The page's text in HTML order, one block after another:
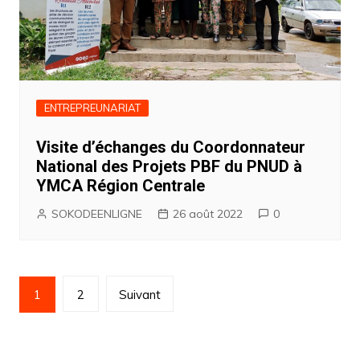
ENTREPREUNARIAT
Visite d’échanges du Coordonnateur
National des Projets PBF du PNUD à
YMCA Région Centrale
SOKODEENLIGNE 26 août 2022 0
Navigation
des
1 2 Suivant